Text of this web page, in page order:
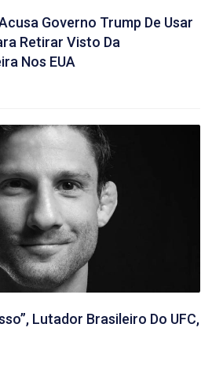
Governo Trump De Usar
Retirar Visto Da
Nos EUA
Lutador Brasileiro Do UFC,